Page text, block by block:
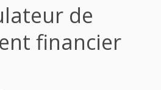
de
financier